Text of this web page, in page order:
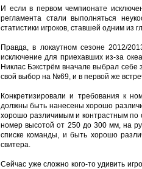
И если в первом чемпионате
регламента стали выполняться
статистики игроков, ставшей одним из
Правда, в локаутном сезоне 2012/
исключение для приехавших из-за
Никлас Бэкстрём вначале выбрал себе
свой выбор на №69, и в первой же
Конкретизировали и требования к
должны быть нанесены хорошо
хорошо различимым и контрастным по
номер высотой от 250 до 300 мм, на
списке команды, и быть хорошо
свитера.
Сейчас уже сложно кого-то удивить